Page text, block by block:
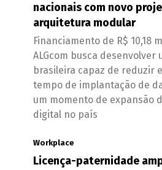
nacionais com novo
arquitetura modular
Financiamento de R$ 10,18
ALGcom busca desenvolver
brasileira capaz de reduzir
tempo de implantação de
um momento de expansão
digital no país
Workplace
Licença-paternidade